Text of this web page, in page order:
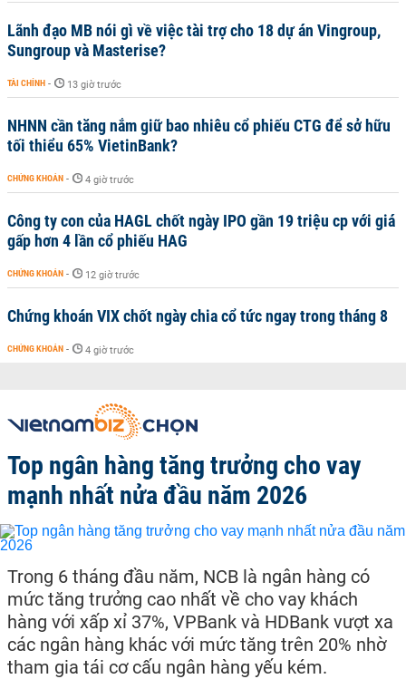
Lãnh đạo MB nói gì về việc tài trợ cho 18 dự án Vingroup,
Sungroup và Masterise?
TÀI CHÍNH - 13 giờ trước
NHNN cần tăng nắm giữ bao nhiêu cổ phiếu CTG để sở hữu
tối thiểu 65% VietinBank?
CHỨNG KHOÁN - 4 giờ trước
Công ty con của HAGL chốt ngày IPO gần 19 triệu cp với giá
gấp hơn 4 lần cổ phiếu HAG
CHỨNG KHOÁN - 12 giờ trước
Chứng khoán VIX chốt ngày chia cổ tức ngay trong tháng 8
CHỨNG KHOÁN - 4 giờ trước
Top ngân hàng tăng trưởng cho vay
mạnh nhất nửa đầu năm 2026
Trong 6 tháng đầu năm, NCB là ngân hàng có
mức tăng trưởng cao nhất về cho vay khách
hàng với xấp xỉ 37%, VPBank và HDBank vượt xa
các ngân hàng khác với mức tăng trên 20% nhờ
tham gia tái cơ cấu ngân hàng yếu kém.